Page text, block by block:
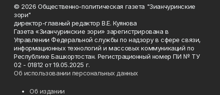
© 2026 Общественно-политическая газета "Зианчуринские
зори"
директор-главный редактор В.Е. Куянова
Газета «Зианчуринские зори» зарегистрирована в
Управлении Федеральной службы по надзору в сфере связи,
информационных технологий и массовых коммуникаций по
Республике Башкортостан. Регистрационный номер ПИ № ТУ
02 - 01812 от 19.05.2025 г.
Об использовании персональных данных
Об издании